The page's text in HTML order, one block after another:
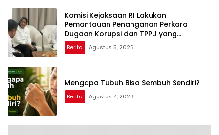
Komisi Kejaksaan RI Lakukan
Pemantauan Penanganan Perkara
Dugaan Korupsi dan TPPU yang
Melibatkan Mantan Jampidsus, FA di
Kejaksaan Agung
Berita Agustus 5, 2026
Mengapa Tubuh Bisa Sembuh Sendiri?
Berita Agustus 4, 2026